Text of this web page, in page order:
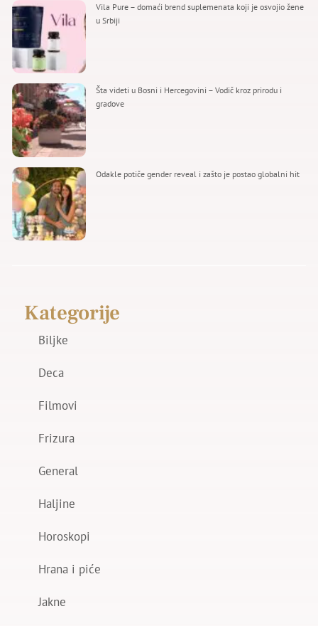
Vila Pure – domaći brend suplemenata koji je osvojio žene
u Srbiji
Šta videti u Bosni i Hercegovini – Vodič kroz prirodu i
gradove
Odakle potiče gender reveal i zašto je postao globalni hit
Kategorije
Biljke
Deca
Filmovi
Frizura
General
Haljine
Horoskopi
Hrana i piće
Jakne